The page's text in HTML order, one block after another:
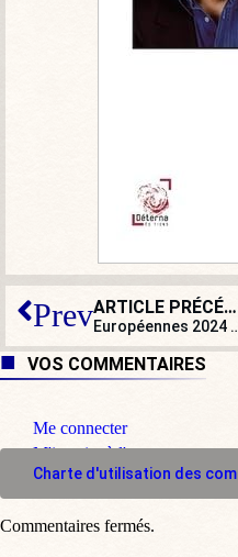
Prev ARTICLE PRÉCÉDENT
Européennes 2024 : la
VOS COMMENTAIRES
Me connecter
M'inscrire à l'espace
Charte d'utilisation des
Commentaires fermés.